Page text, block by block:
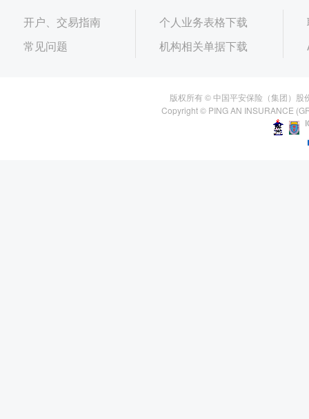
开户、交易指南
常见问题
个人业务表格下载
机构相关单据下载
版权所有 © 中国平安保险（集团）股
Copyright © PING AN INSURANCE